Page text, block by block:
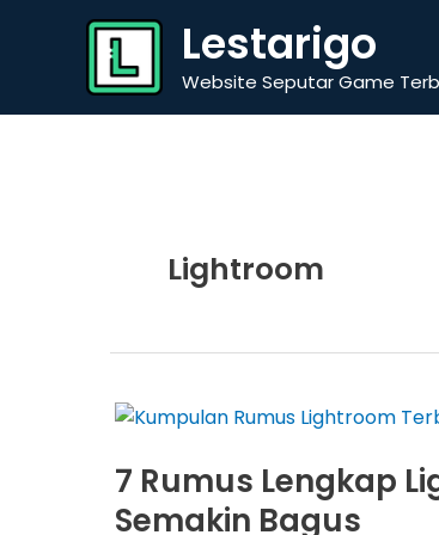
Lestarigo
Website Seputar Game
Lightroom
7 Rumus Lengkap
Semakin Bagus